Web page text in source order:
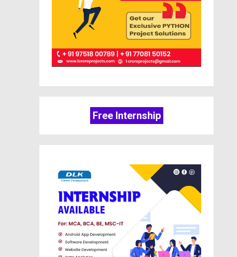
Free Internship